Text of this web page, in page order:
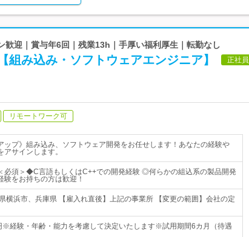
歓迎｜賞与年6回｜残業13h｜手厚い福利厚生｜転勤なし
組み込み・ソフトウェアエンジニア】 正社員
リモートワーク可
ップ》組み込み、ソフトウェア開発をお任せします！あなたの経験や
サインします。
必須＞◆C言語もしくはC++での開発経験 ◎何らかの組込系の製品開発
をお持ちの方は歓迎！
横浜市、兵庫県 【雇入れ直後】上記の事業所 【変更の範囲】会社の定
※経験・年齢・能力を考慮して決定いたします※試用期間6カ月（待遇